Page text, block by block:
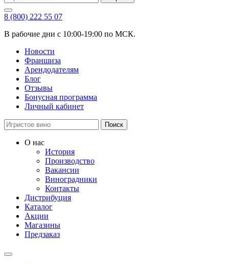
8 (800) 222 55 07
В рабочие дни с 10:00-19:00 по МСК.
Новости
Франшиза
Арендодателям
Блог
Отзывы
Бонусная программа
Личный кабинет
Поиск
О нас
История
Производство
Вакансии
Виноградники
Контакты
Дистрибуция
Каталог
Акции
Магазины
Предзаказ